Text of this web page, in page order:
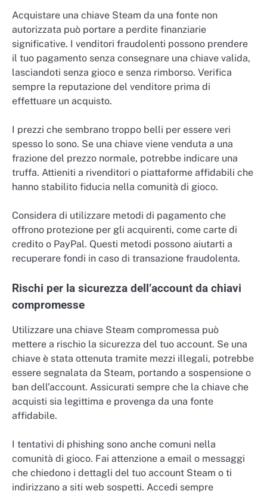
Acquistare una chiave Steam da una fonte non
autorizzata può portare a perdite finanziarie
significative. I venditori fraudolenti possono prendere
il tuo pagamento senza consegnare una chiave valida,
lasciandoti senza gioco e senza rimborso. Verifica
sempre la reputazione del venditore prima di
effettuare un acquisto.
I prezzi che sembrano troppo belli per essere veri
spesso lo sono. Se una chiave viene venduta a una
frazione del prezzo normale, potrebbe indicare una
truffa. Attieniti a rivenditori o piattaforme affidabili che
hanno stabilito fiducia nella comunità di gioco.
Considera di utilizzare metodi di pagamento che
offrono protezione per gli acquirenti, come carte di
credito o PayPal. Questi metodi possono aiutarti a
recuperare fondi in caso di transazione fraudolenta.
Rischi per la sicurezza dell’account da chiavi
compromesse
Utilizzare una chiave Steam compromessa può
mettere a rischio la sicurezza del tuo account. Se una
chiave è stata ottenuta tramite mezzi illegali, potrebbe
essere segnalata da Steam, portando a sospensione o
ban dell’account. Assicurati sempre che la chiave che
acquisti sia legittima e provenga da una fonte
affidabile.
I tentativi di phishing sono anche comuni nella
comunità di gioco. Fai attenzione a email o messaggi
che chiedono i dettagli del tuo account Steam o ti
indirizzano a siti web sospetti. Accedi sempre